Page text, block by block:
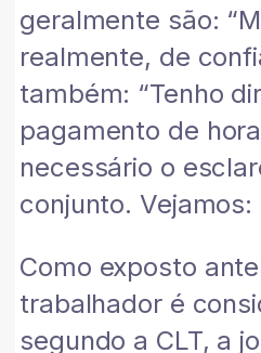
geralmente são:
realmente, de
também: “Tenho
pagamento de
necessário o
conjunto. Vejamos:
Como exposto
trabalhador é
segundo a CLT, a